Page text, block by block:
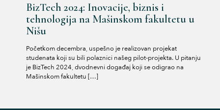
BizTech 2024: Inovacije, biznis i
tehnologija na Mašinskom fakultetu u
Nišu
Početkom decembra, uspešno je realizovan projekat
studenata koji su bili polaznici našeg pilot-projekta. U pitanju
je BizTech 2024, dvodnevni događaj koji se odigrao na
Mašinskom fakultetu […]